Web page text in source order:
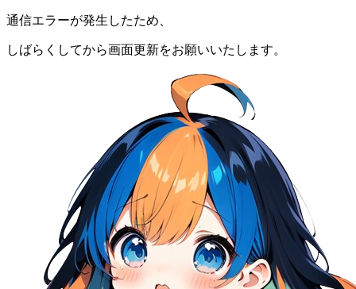
通信エラーが発生したため、
しばらくしてから画面更新をお願いいたします。